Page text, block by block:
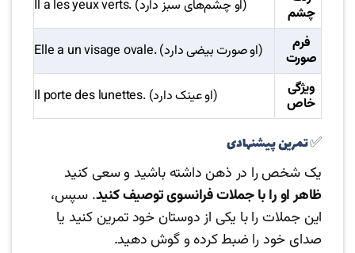
چشم
Il a les yeux verts. (او چشم‌های سبز دارد)
فرم
صورت
Elle a un visage ovale. (او صورت بیضی دارد)
ویژگی
خاص Il porte des lunettes. (او عینک دارد)
✅ تمرین پیشنهادی
یک شخص را در ذهن داشته باشید و سعی کنید
ظاهر او را با جملات فرانسوی توصیف کنید. سپس،
این جملات را با یکی از دوستان خود تمرین کنید یا
صدای خود را ضبط کرده و گوش دهید.